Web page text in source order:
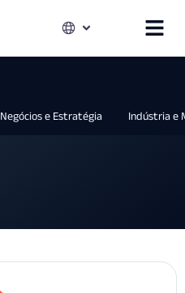
Negócios e Estratégia Indústria e